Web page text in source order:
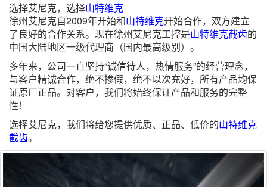
选择艾尼克，选择山特维克
徐州艾尼克自2009年开始和山特维克开始合作，双方建立
了良好的合作关系。现在徐州艾尼克工控是山特维克截齿的
中国大陆地区一级代理商（国内最高级别）。
多年来，公司一直坚持“诚信待人，热情服务”的经营理念，
与客户精诚合作，绝不掺假，绝不以次充好，所有产品均保
证原厂正品。对客户，我们将始终保证产品和服务的完整
性！
选择艾尼克，我们将给您提供优质、正品、低价的山特维克
截齿。